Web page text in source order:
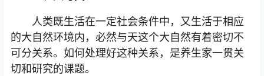
人类既生活在一定社会条件中，又生活于相应
的大自然环境内，必然与天这个大自然有着密切不
可分关系。如何处理好这种关系，是养生家一贯关
切和研究的课题。